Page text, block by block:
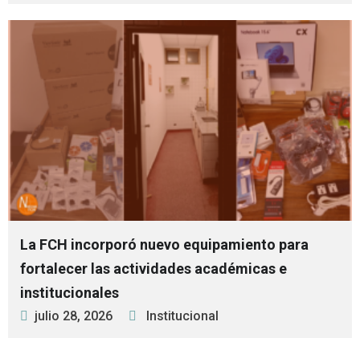
La FCH incorporó nuevo equipamiento para
fortalecer las actividades académicas e
institucionales
julio 28, 2026 Institucional